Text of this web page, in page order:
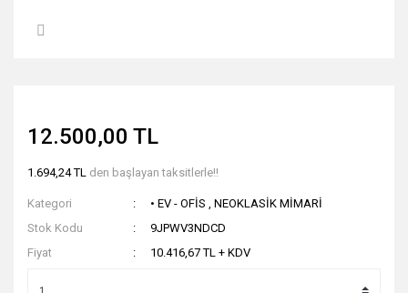
12.500,00 TL
1.694,24 TL den başlayan taksitlerle!!
Kategori • EV - OFİS ,NEOKLASİK MİMARİ
Stok Kodu
9JPWV3NDCD
Fiyat
10.416,67 TL + KDV